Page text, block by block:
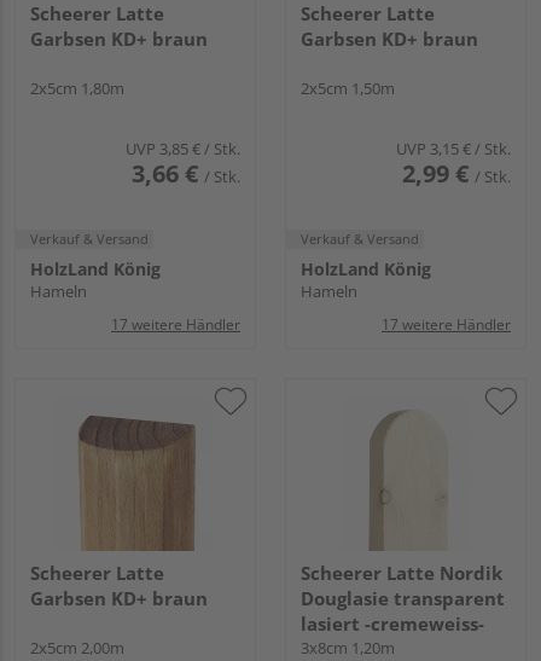
Scheerer Latte
Garbsen KD+ braun
2x5cm 1,80m
UVP 3,85 €/ Stk.
3,66 € / Stk.
Verkauf & Versand
HolzLand König
Hameln
17 weitere Händler
Scheerer Latte
Garbsen KD+ braun
2x5cm 1,50m
UVP 3,15 €/ Stk.
2,99 € / Stk.
Verkauf & Versand
HolzLand König
Hameln
17 weitere Händler
Scheerer Latte
Garbsen KD+ braun
2x5cm 2,00m
Scheerer Latte Nordik
Douglasie transparent
lasiert -cremeweiss-
3x8cm 1,20m